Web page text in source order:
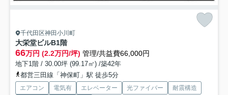
千代田区神田小川町
大栄堂ビルB1階
66万円 (2.2万円/坪) 管理/共益費66,000円
地下1階 / 30.00坪 (99.17㎡) /築42年
都営三田線「神保町」駅 徒歩5分
エアコン 電気有 エレベーター 光ファイバー 耐震構造